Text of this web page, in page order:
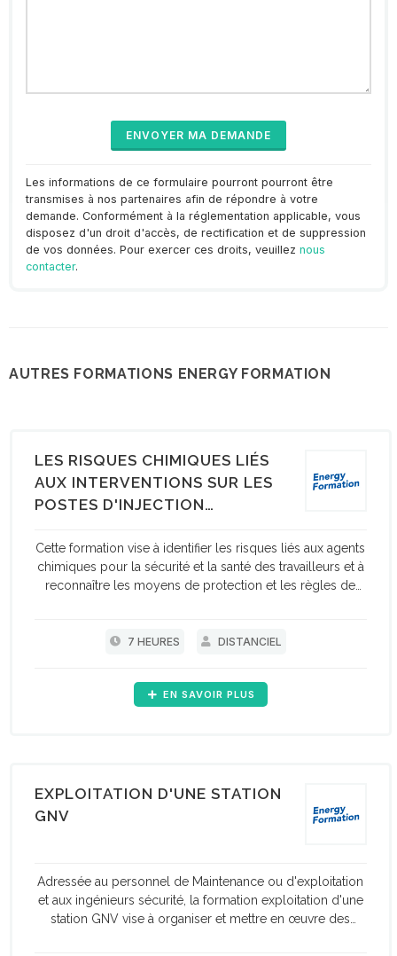
Les informations de ce formulaire pourront pourront être
transmises à nos partenaires afin de répondre à votre
demande. Conformément à la réglementation applicable, vous
disposez d'un droit d'accès, de rectification et de suppression
de vos données. Pour exercer ces droits, veuillez nous
contacter.
AUTRES FORMATIONS ENERGY FORMATION
LES RISQUES CHIMIQUES LIÉS
AUX INTERVENTIONS SUR LES
POSTES D'INJECTION
Cette formation vise à identifier les risques liés aux agents
chimiques pour la sécurité et la santé des travailleurs et à
reconnaître les moyens de protection et les règles de
7 HEURES DISTANCIEL
EN SAVOIR PLUS
EXPLOITATION D'UNE STATION
GNV
Adressée au personnel de Maintenance ou d'exploitation
et aux ingénieurs sécurité, la formation exploitation d'une
station GNV vise à organiser et mettre en œuvre des